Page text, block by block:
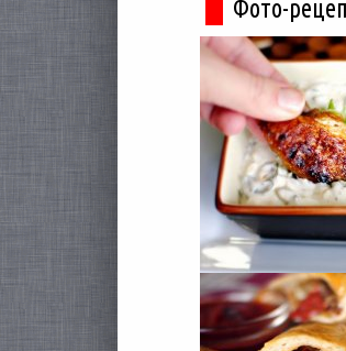
горные дороги ведут
не расскажет ни один
Фото-